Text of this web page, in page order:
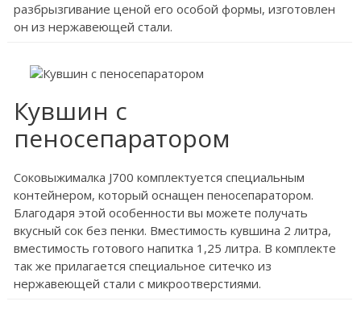
разбрызгивание ценой его особой формы, изготовлен
он из нержавеющей стали.
Кувшин с
пеносепаратором
Соковыжималка J700 комплектуется специальным
контейнером, который оснащен пеносепаратором.
Благодаря этой особенности вы можете получать
вкусный сок без пенки. Вместимость кувшина 2 литра,
вместимость готового напитка 1,25 литра. В комплекте
так же прилагается специальное ситечко из
нержавеющей стали с микроотверстиями.